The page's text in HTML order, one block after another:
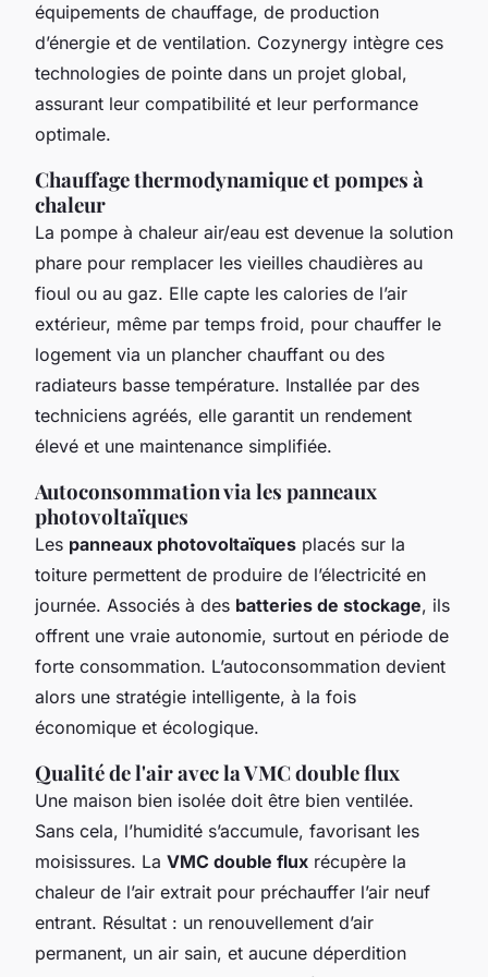
équipements de chauffage, de production
d’énergie et de ventilation. Cozynergy intègre ces
technologies de pointe dans un projet global,
assurant leur compatibilité et leur performance
optimale.
Chauffage thermodynamique et pompes à
chaleur
La pompe à chaleur air/eau est devenue la solution
phare pour remplacer les vieilles chaudières au
fioul ou au gaz. Elle capte les calories de l’air
extérieur, même par temps froid, pour chauffer le
logement via un plancher chauffant ou des
radiateurs basse température. Installée par des
techniciens agréés, elle garantit un rendement
élevé et une maintenance simplifiée.
Autoconsommation via les panneaux
photovoltaïques
Les panneaux photovoltaïques placés sur la
toiture permettent de produire de l’électricité en
journée. Associés à des batteries de stockage, ils
offrent une vraie autonomie, surtout en période de
forte consommation. L’autoconsommation devient
alors une stratégie intelligente, à la fois
économique et écologique.
Qualité de l'air avec la VMC double flux
Une maison bien isolée doit être bien ventilée.
Sans cela, l’humidité s’accumule, favorisant les
moisissures. La VMC double flux récupère la
chaleur de l’air extrait pour préchauffer l’air neuf
entrant. Résultat : un renouvellement d’air
permanent, un air sain, et aucune déperdition